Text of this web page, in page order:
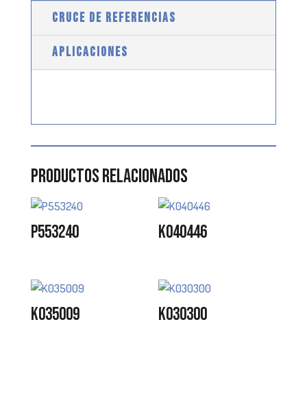
CRUCE DE REFERENCIAS
APLICACIONES
Productos relacionados
P553240 K040446
K035009 K030300